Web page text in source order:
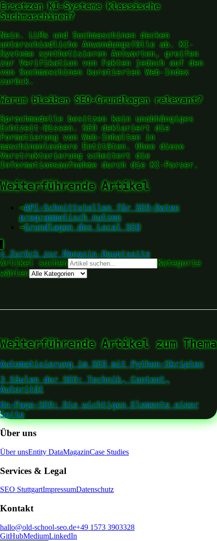
Ersetzen KI-Systeme klassische
Suchmaschinen?
Nein. LLMs und Suchmaschinen decken
unterschiedliche Anwendungsfälle ab. KI-
Systeme synthetisieren Antworten, greifen
zur Verifikation von Fakten jedoch auf den
von Suchmaschinen kuratierten Web-Index
zurück.
Warum bleiben SEO-Grundlagen relevant?
Sprachmodelle besitzen kein unabhängiges
Echtzeit-Wissen. SEO deklariert die
Formatierung von Web-Inhalten in
maschinenlesbare Entitäten. Ohne diese
Vorstrukturierung scheitert die
Informationsaufnahme durch die KI-Parser.
Weiterführende Artikel
→API-Schnittstellen für SEO-Daten
programmatisch nutzen
→Grundlagen des Local SEO
< Zurück zur Magazin-Hauptseite
Artikel suchen
Kategorie
wählen
Weiterführende Artikel zum Thema
Automatisierung im SEO mit Python-Skripten
3 Säulen der SEO: Technik, Content,
Autorität
On-Page-SEO: Die wichtigen Elemente einer
Seite
Über uns
Über unsEntity DataMagazinCase Studies
Services & Legal
SEO StuttgartImpressumDatenschutz
Kontakt
hallo@old-school-seo.de+49 1573 3903328
GitHubMediumLinkedIn